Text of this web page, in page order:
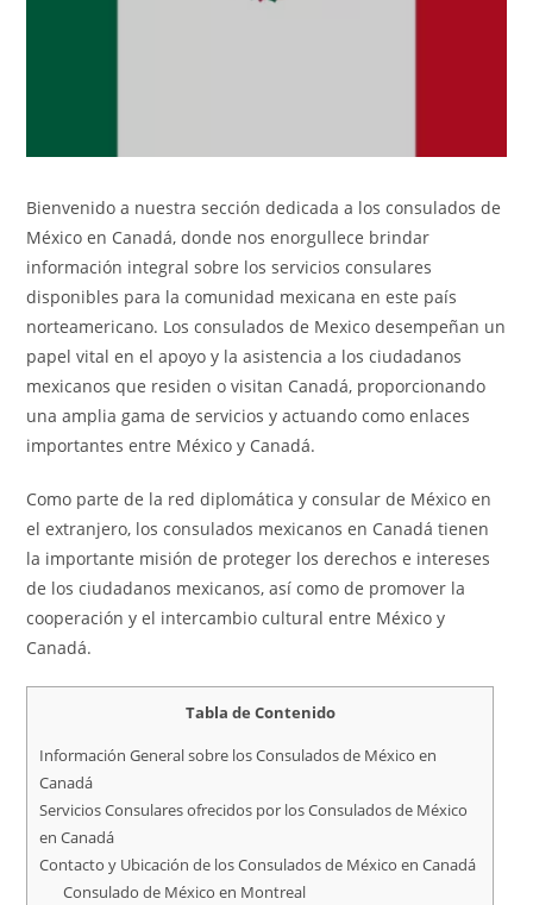
Bienvenido a nuestra sección dedicada a los consulados de
México en Canadá, donde nos enorgullece brindar
información integral sobre los servicios consulares
disponibles para la comunidad mexicana en este país
norteamericano. Los consulados de Mexico desempeñan un
papel vital en el apoyo y la asistencia a los ciudadanos
mexicanos que residen o visitan Canadá, proporcionando
una amplia gama de servicios y actuando como enlaces
importantes entre México y Canadá.
Como parte de la red diplomática y consular de México en
el extranjero, los consulados mexicanos en Canadá tienen
la importante misión de proteger los derechos e intereses
de los ciudadanos mexicanos, así como de promover la
cooperación y el intercambio cultural entre México y
Canadá.
Tabla de Contenido
Información General sobre los Consulados de México en
Canadá
Servicios Consulares ofrecidos por los Consulados de México
en Canadá
Contacto y Ubicación de los Consulados de México en Canadá
Consulado de México en Montreal